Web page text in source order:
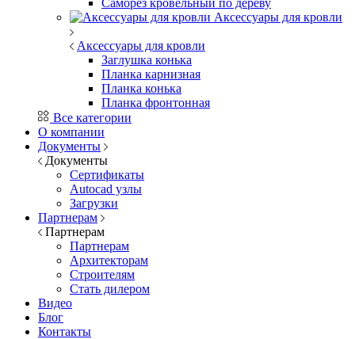
Саморез кровельный по дереву
Аксессуары для кровли
Аксессуары для кровли
Заглушка конька
Планка карнизная
Планка конька
Планка фронтонная
Все категории
О компании
Документы
Документы
Сертификаты
Autocad узлы
Загрузки
Партнерам
Партнерам
Партнерам
Архитекторам
Строителям
Стать дилером
Видео
Блог
Контакты